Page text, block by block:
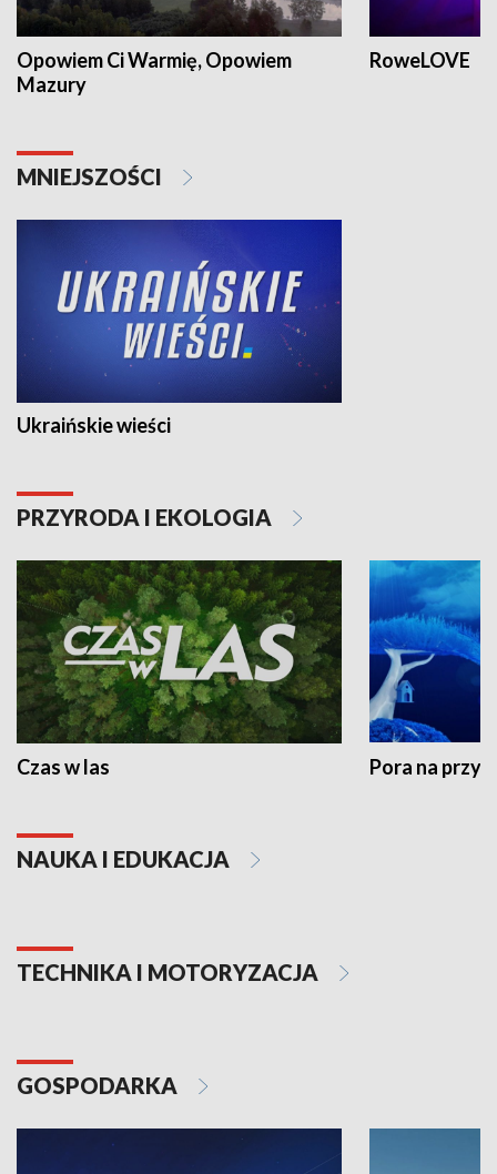
Opowiem Ci Warmię, Opowiem
Mazury
RoweLOVE
MNIEJSZOŚCI
Ukraińskie wieści
PRZYRODA I EKOLOGIA
Czas w las Pora na
NAUKA I EDUKACJA
TECHNIKA I MOTORYZACJA
GOSPODARKA